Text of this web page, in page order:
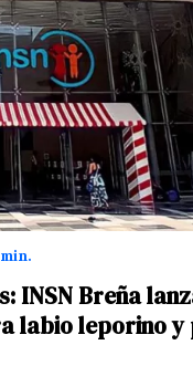
min.
INSN Breña
labio leporino